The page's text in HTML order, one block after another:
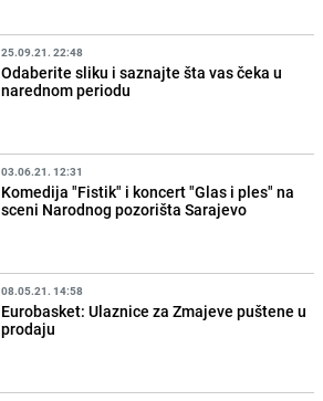
25.09.21. 22:48
Odaberite sliku i saznajte šta vas čeka u
narednom periodu
03.06.21. 12:31
Komedija "Fistik" i koncert "Glas i ples" na
sceni Narodnog pozorišta Sarajevo
08.05.21. 14:58
Eurobasket: Ulaznice za Zmajeve puštene u
prodaju